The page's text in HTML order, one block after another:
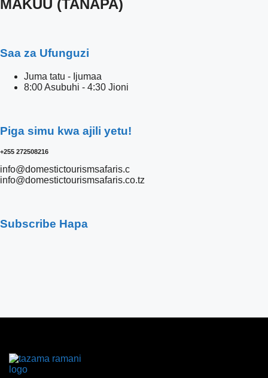
MAKUU (TANAPA)
Saa za Ufunguzi
Juma tatu - Ijumaa
8:00 Asubuhi - 4:30 Jioni
Piga simu kwa ajili yetu!
+255 272508216
info@domestictourismsafaris.c
info@domestictourismsafaris.co.tz
Subscribe Hapa